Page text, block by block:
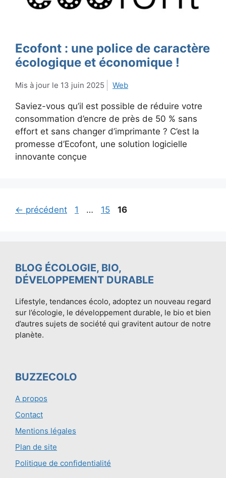
Ecofont : une police de caractère
écologique et économique !
13 juin 2025 Web
Saviez-vous qu’il est possible de réduire votre
consommation d’encre de près de 50 % sans
effort et sans changer d’imprimante ? C’est la
promesse d’Ecofont, une solution logicielle
innovante conçue
← précédent Page
1 … Page
15 Page
16
BLOG ÉCOLOGIE, BIO,
DÉVELOPPEMENT DURABLE
Lifestyle, tendances écolo, adoptez un nouveau regard
sur l’écologie, le développement durable, le bio et bien
d’autres sujets de société qui gravitent autour de notre
planète.
BUZZECOLO
A propos
Contact
Mentions légales
Plan de site
Politique de confidentialité